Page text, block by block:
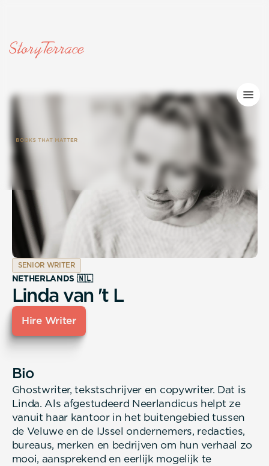
SENIOR WRITER
NETHERLANDS 🇳🇱
Linda van 't L
Hire Writer
Bio
Ghostwriter, tekstschrijver en copywriter. Dat is
Linda. Als afgestudeerd Neerlandicus helpt ze
vanuit haar kantoor in het buitengebied tussen
de Veluwe en de IJssel ondernemers, redacties,
bureaus, merken en bedrijven om hun verhaal zo
mooi, aansprekend en eerlijk mogelijk te